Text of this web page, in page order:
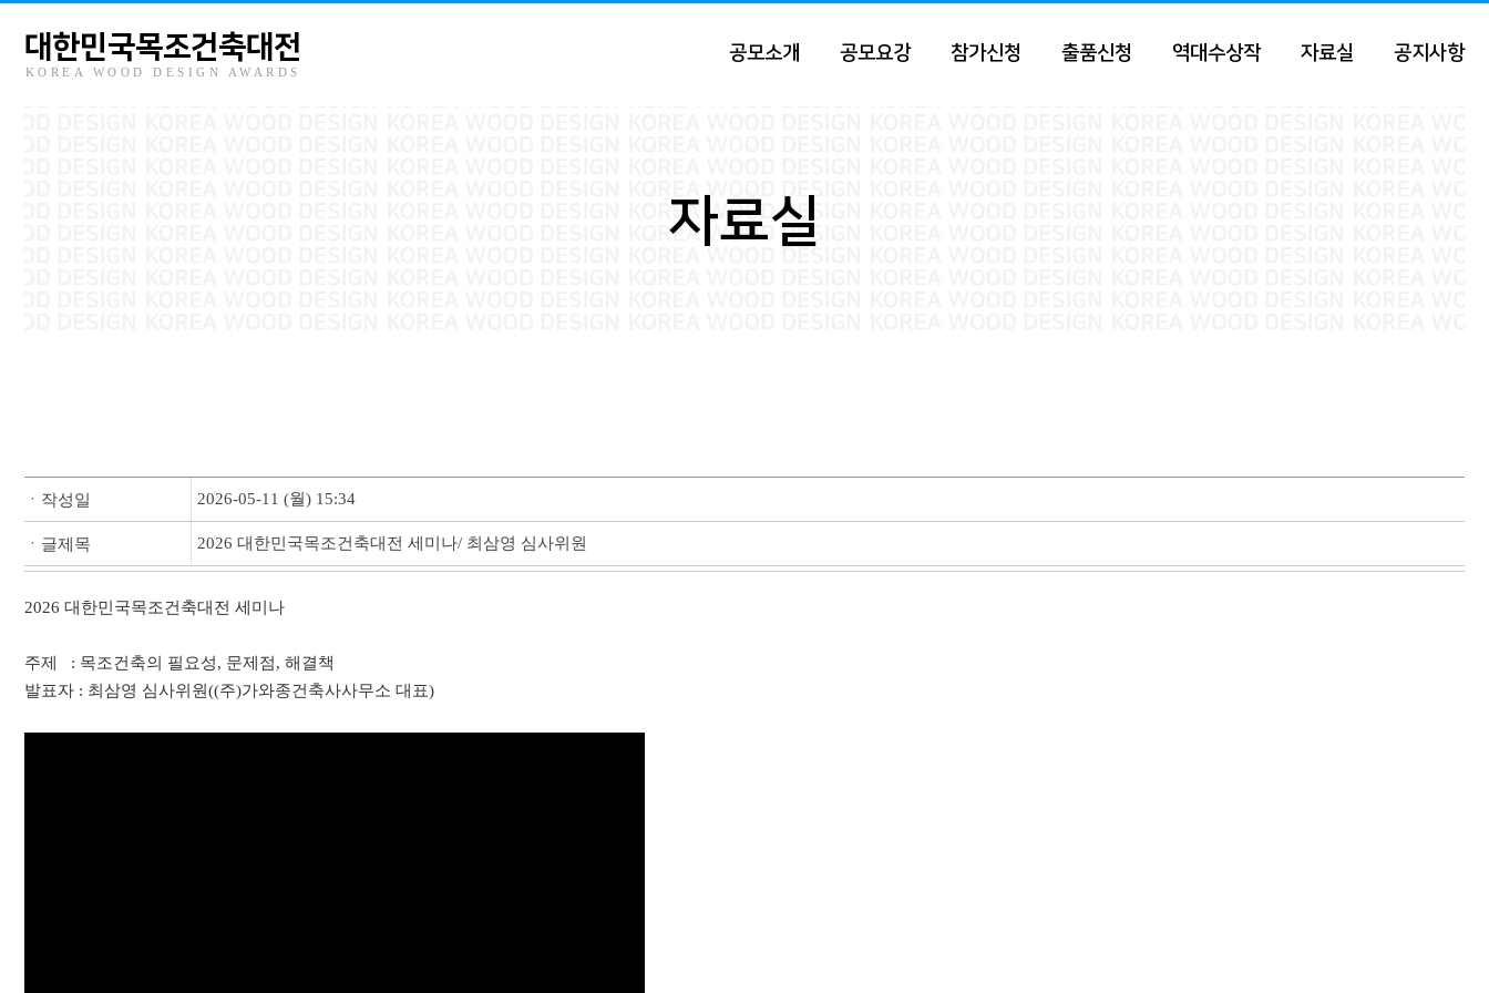
대한민국목조건축대전
KOREA WOOD DESIGN AWARDS
공모소개 공모요강 참가신청 출품신청 역대수상작 자료실 공지사항
자료실
ㆍ작성일 2026-05-11 (월) 15:34
ㆍ글제목 2026 대한민국목조건축대전 세미나/ 최삼영 심사위원
2026 대한민국목조건축대전 세미나
주제 : 목조건축의 필요성, 문제점, 해결책
발표자 : 최삼영 심사위원((주)가와종건축사사무소 대표)